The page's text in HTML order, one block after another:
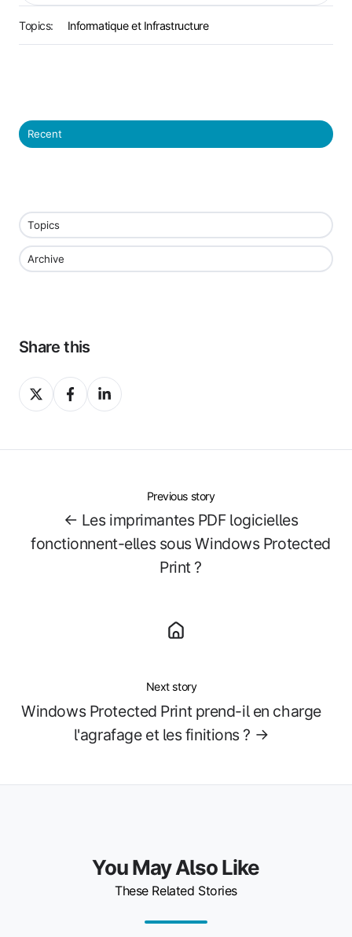
Topics: Informatique et Infrastructure
Recent
Topics
Archive
Share this
Share
on
Share
on
Share
on
Previous story
← Les imprimantes PDF logicielles
fonctionnent-elles sous Windows Protected
Print ?
Next story
Windows Protected Print prend-il en charge
l'agrafage et les finitions ? →
You May Also Like
These Related Stories